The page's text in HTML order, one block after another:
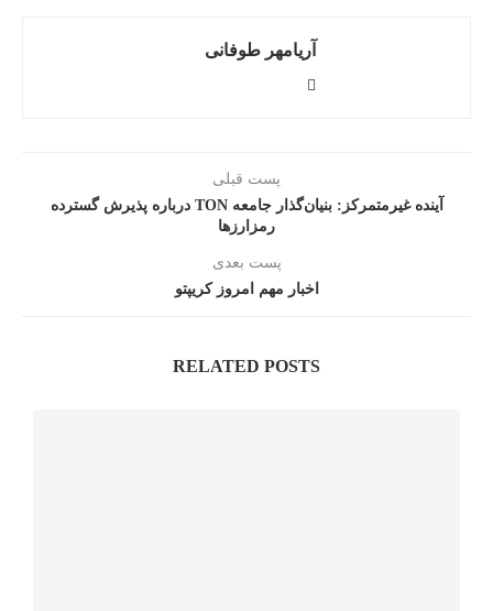
آریامهر طوفانی
پست قبلی
آینده غیرمتمرکز: بنیان‌گذار جامعه TON درباره پذیرش گسترده
رمزارزها
پست بعدی
اخبار مهم امروز کریپتو
RELATED POSTS